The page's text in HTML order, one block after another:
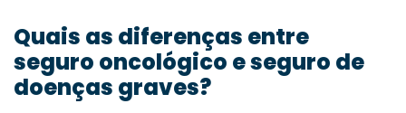
Quais as diferenças entre
seguro oncológico e seguro de
doenças graves?